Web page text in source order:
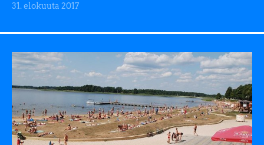
31. elokuuta 2017